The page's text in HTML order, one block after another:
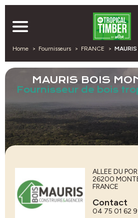
Home Fournisseurs FRANCE
MAURIS BOIS
Fournisseur de bois
ALLEE DU
26200
FRANCE
Contact
04 75 01 62